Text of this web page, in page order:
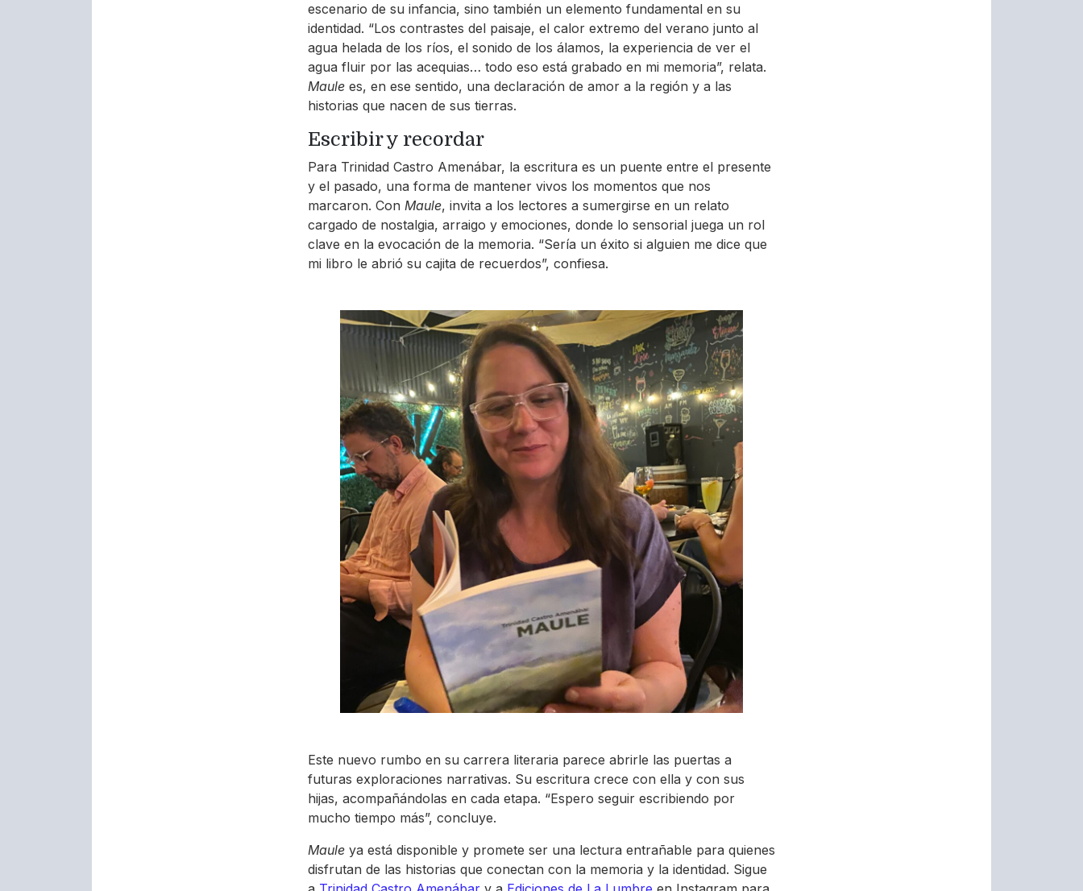
escenario de su infancia, sino también un elemento fundamental en su
identidad. “Los contrastes del paisaje, el calor extremo del verano junto al
agua helada de los ríos, el sonido de los álamos, la experiencia de ver el
agua fluir por las acequias… todo eso está grabado en mi memoria”, relata.
Maule es, en ese sentido, una declaración de amor a la región y a las
historias que nacen de sus tierras.
Escribir y recordar
Para Trinidad Castro Amenábar, la escritura es un puente entre el presente
y el pasado, una forma de mantener vivos los momentos que nos
marcaron. Con Maule, invita a los lectores a sumergirse en un relato
cargado de nostalgia, arraigo y emociones, donde lo sensorial juega un rol
clave en la evocación de la memoria. “Sería un éxito si alguien me dice que
mi libro le abrió su cajita de recuerdos”, confiesa.
Este nuevo rumbo en su carrera literaria parece abrirle las puertas a
futuras exploraciones narrativas. Su escritura crece con ella y con sus
hijas, acompañándolas en cada etapa. “Espero seguir escribiendo por
mucho tiempo más”, concluye.
Maule ya está disponible y promete ser una lectura entrañable para quienes
disfrutan de las historias que conectan con la memoria y la identidad. Sigue